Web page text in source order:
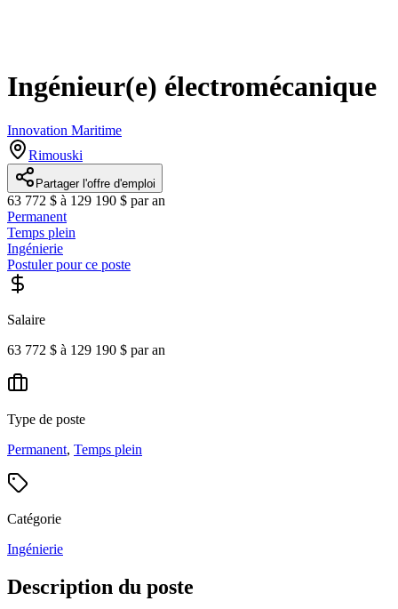
Ingénieur(e) électromécanique
Innovation Maritime
Rimouski
Partager l'offre d'emploi
63 772 $ à 129 190 $ par an
Permanent
Temps plein
Ingénierie
Postuler pour ce poste
Salaire
63 772 $ à 129 190 $ par an
Type de poste
Permanent, Temps plein
Catégorie
Ingénierie
Description du poste